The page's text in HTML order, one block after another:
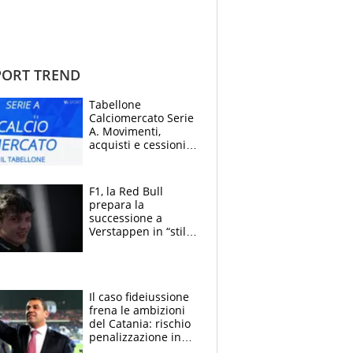
TREND
Tabellone
Calciomercato Serie
A. Movimenti,
acquisti e cessioni:
F1, la Red Bull
prepara la
successione a
Verstappen in “stile
Il caso fideiussione
frena le ambizioni
del Catania: rischio
penalizzazione in